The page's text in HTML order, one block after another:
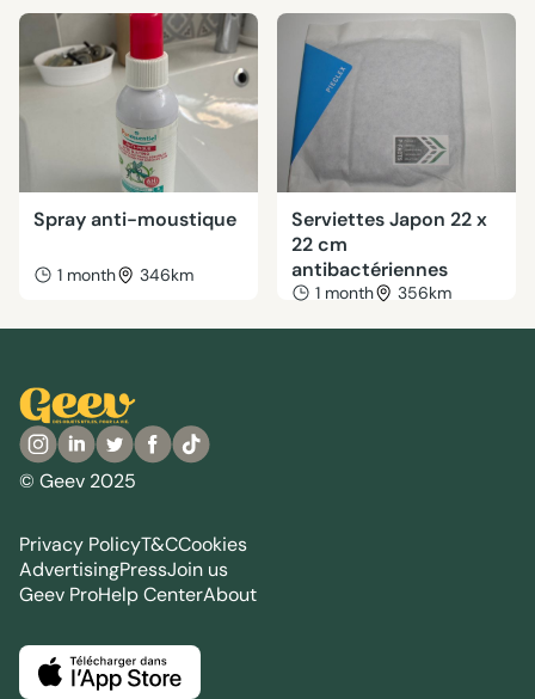
Spray anti-moustique
1 month 346km
Serviettes Japon 22 x
22 cm
antibactériennes
1 month 356km
© Geev 2025
Privacy PolicyT&CCookies
AdvertisingPressJoin us
Geev ProHelp CenterAbout